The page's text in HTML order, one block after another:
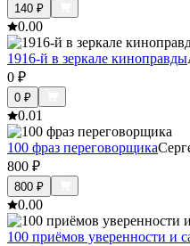
140 ₽
0.00
1916-й в зеркале киноправды
0 ₽
0 ₽
0.01
100 фраз переговорщика
800 ₽
800 ₽
0.00
100 приёмов уверенности и